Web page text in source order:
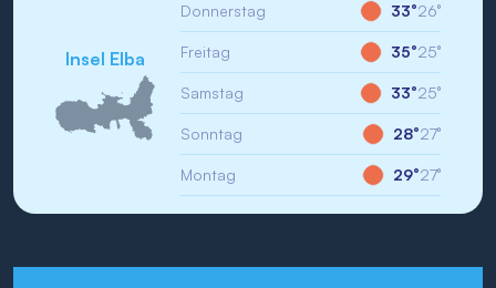
Insel Elba
Donnerstag 33°26°
Freitag 35°25°
Samstag 33°25°
Sonntag 28°27°
Montag 29°27°